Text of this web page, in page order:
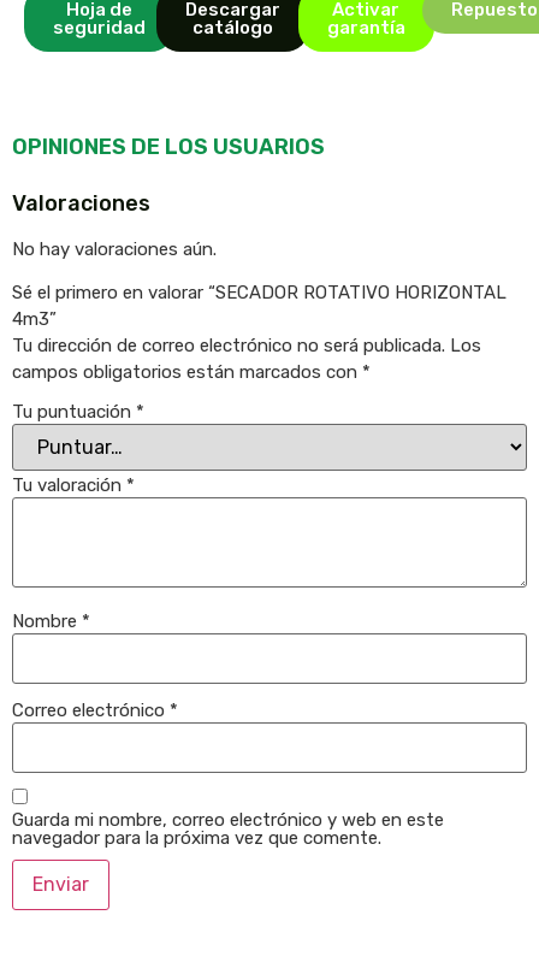
Hoja de
seguridad
Descargar
catálogo
Activar
garantía
OPINIONES DE LOS USUARIOS
Valoraciones
No hay valoraciones aún.
Sé el primero en valorar “SECADOR ROTATIVO HORIZONTAL
4m3”
Tu dirección de correo electrónico no será publicada. Los
campos obligatorios están marcados con *
Tu puntuación *
Tu valoración *
Nombre *
Correo electrónico *
Guarda mi nombre, correo electrónico y web en este
navegador para la próxima vez que comente.